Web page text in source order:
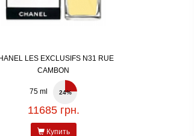
LES EXCLUSIFS N31 RUE
CAMBON
75 ml 24%
11685 грн.
Купить